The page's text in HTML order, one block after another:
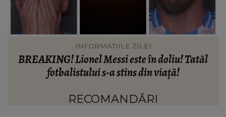
INFORMATIILE ZILEI
Când vor putea intra locatarii în blocul din
Rahova, la aproape 10 luni de la explozie. Ciprian
afectate va fi...”
RECOMANDĂRI